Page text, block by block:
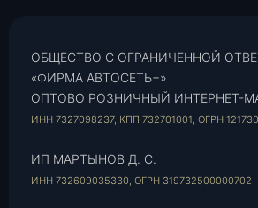
ОБЩЕСТВО С ОГРАНИЧЕННОЙ
«ФИРМА АВТОСЕТЬ+»
ОПТОВО РОЗНИЧНЫЙ ИНТЕРНЕТ-
ИНН 7327098237, КПП 732701001, ОГРН
ИП МАРТЫНОВ Д. С.
ИНН 732609035330, ОГРН 319732500000702